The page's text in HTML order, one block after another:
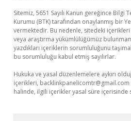
Sitemiz, 5651 Sayılı Kanun gereğince Bilgi
Kurumu (BTK) tarafından onaylanmış bir
vermektedir. Bu nedenle, sitedeki
veya araştırma yükümlülüğümüz
yazdıkları içeriklerin sorumluluğunu
bu sorumluluğu kabul etmiş sayılırlar.
Hukuka ve yasal düzenlemelere aykırı
içerikleri, backlinkpanelicomtr@gmail.com
halinde, ilgili içerikler yasal süre içerisinde